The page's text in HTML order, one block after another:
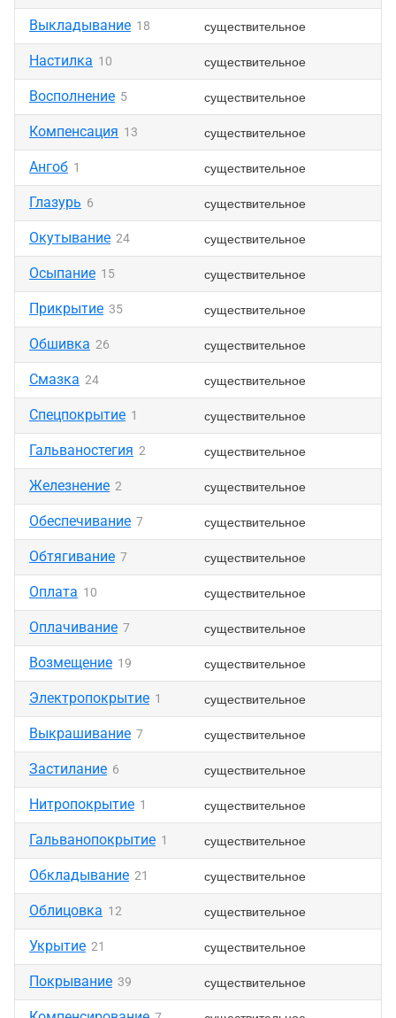
Выкладывание 18 существительное
Настилка 10 существительное
Восполнение 5 существительное
Компенсация 13 существительное
Ангоб 1 существительное
Глазурь 6 существительное
Окутывание 24 существительное
Осыпание 15 существительное
Прикрытие 35 существительное
Обшивка 26 существительное
Смазка 24 существительное
Спецпокрытие 1 существительное
Гальваностегия 2 существительное
Железнение 2 существительное
Обеспечивание 7 существительное
Обтягивание 7 существительное
Оплата 10 существительное
Оплачивание 7 существительное
Возмещение 19 существительное
Электропокрытие 1 существительное
Выкрашивание 7 существительное
Застилание 6 существительное
Нитропокрытие 1 существительное
Гальванопокрытие 1 существительное
Обкладывание 21 существительное
Облицовка 12 существительное
Укрытие 21 существительное
Покрывание 39 существительное